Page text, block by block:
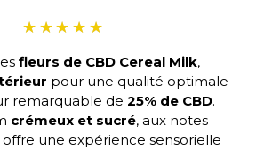
fleurs de CBD Cereal Milk,
pour une qualité optimale
remarquable de 25% de CBD.
crémeux et sucré, aux notes
une expérience sensorielle